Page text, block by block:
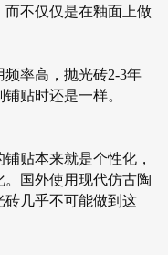
不仅仅是在釉面上做
率高，抛光砖2-3年
贴时还是一样。
贴本来就是个性化，
国外使用现代仿古陶
几乎不可能做到这